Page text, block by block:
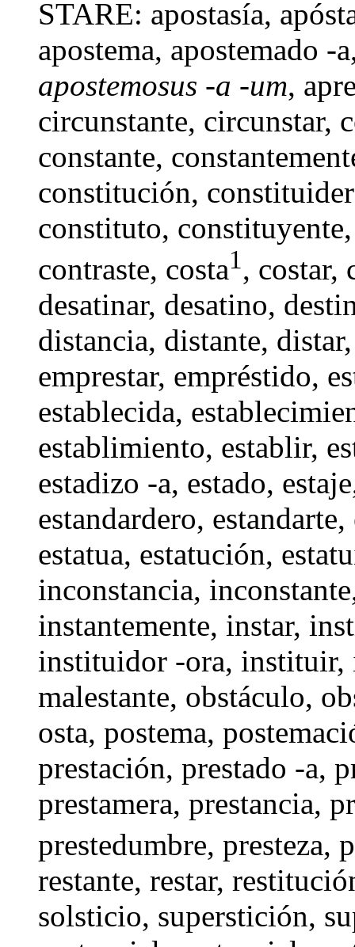
STARE: apostasía,
apostema, apostemado -a
apostemosus -a -um,
circunstante, circunstar,
constante,
constitución,
constituto, constituyente
contraste, costa1, costar,
desatinar, desatino,
distancia, distante, distar
emprestar, empréstido,
establecida,
establimiento, establir,
estadizo -a, estado,
estandardero, estandarte,
estatua, estatución,
inconstancia, inconstante
instantemente, instar,
instituidor -ora, instituir,
malestante, obstáculo,
osta, postema,
prestación, prestado -a,
prestamera, prestancia,
prestedumbre, presteza,
restante, restar,
solsticio, superstición,